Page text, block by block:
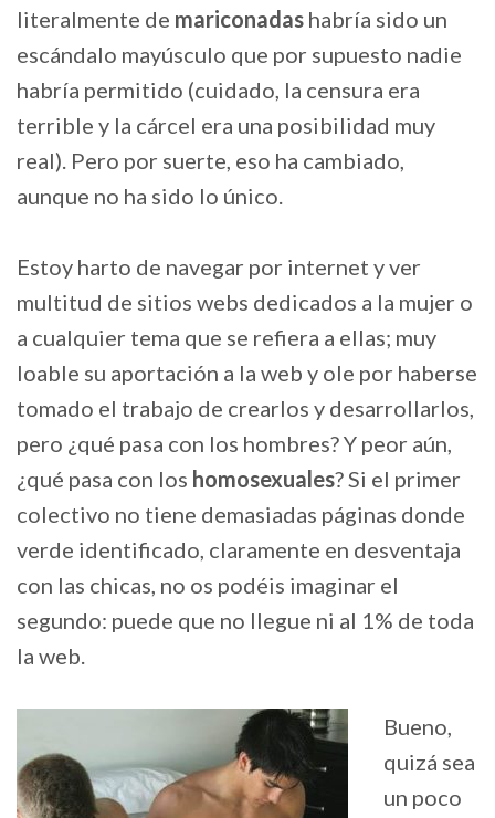
literalmente de mariconadas habría sido un
escándalo mayúsculo que por supuesto nadie
habría permitido (cuidado, la censura era
terrible y la cárcel era una posibilidad muy
real). Pero por suerte, eso ha cambiado,
aunque no ha sido lo único.
Estoy harto de navegar por internet y ver
multitud de sitios webs dedicados a la mujer o
a cualquier tema que se refiera a ellas; muy
loable su aportación a la web y ole por haberse
tomado el trabajo de crearlos y desarrollarlos,
pero ¿qué pasa con los hombres? Y peor aún,
¿qué pasa con los homosexuales? Si el primer
colectivo no tiene demasiadas páginas donde
verde identificado, claramente en desventaja
con las chicas, no os podéis imaginar el
segundo: puede que no llegue ni al 1% de toda
la web.
Bueno,
quizá sea
un poco